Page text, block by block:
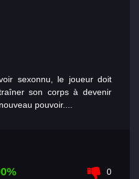
sexonnu, le joueur doit
son corps à devenir
pouvoir.​...
0